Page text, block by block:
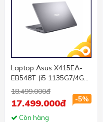
Laptop Asus X415EA-
EB548T (i5 1135G7/4GB
RAM/512GB SSD/14
FHD/Win 10/Xám)
18.499.000đ
-5%
17.499.000đ
Còn hàng